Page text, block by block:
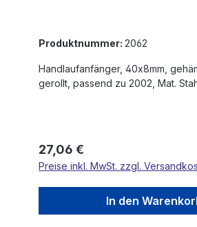
Produktnummer: 2062
Handlaufanfänger, 40x8mm, gehämmert, halbrund,
gerollt, passend zu 2002, Mat.
Regulärer Preis:
27,06 €
Preise inkl. MwSt. zzgl.
In den